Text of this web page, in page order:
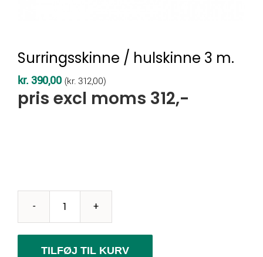
Surringsskinne / hulskinne 3 m.
kr. 390,00 (kr.312,00)
pris excl moms 312,-
Surringsskinne
/
hulskinne
TILFØJ TIL KURV